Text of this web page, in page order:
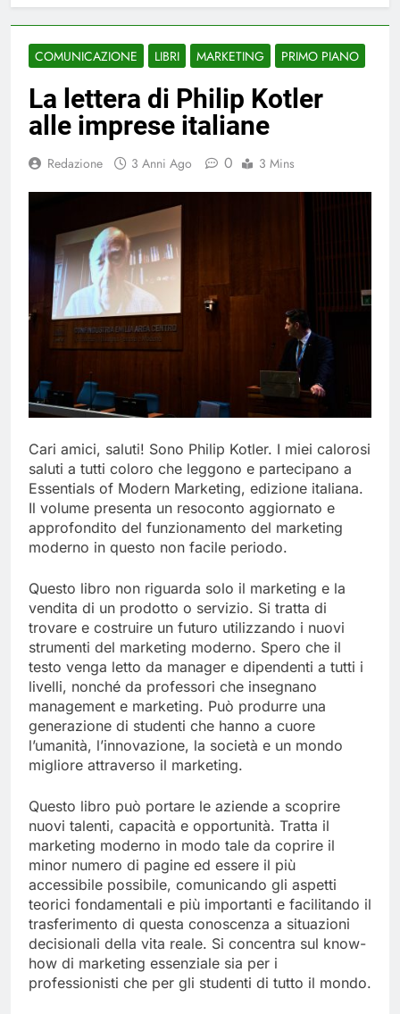
COMUNICAZIONE LIBRI MARKETING PRIMO PIANO
La lettera di Philip Kotler
alle imprese italiane
Redazione 3 Anni Ago 0 3 Mins
Cari amici, saluti! Sono Philip Kotler. I miei calorosi
saluti a tutti coloro che leggono e partecipano a
Essentials of Modern Marketing, edizione italiana.
Il volume presenta un resoconto aggiornato e
approfondito del funzionamento del marketing
moderno in questo non facile periodo.
Questo libro non riguarda solo il marketing e la
vendita di un prodotto o servizio. Si tratta di
trovare e costruire un futuro utilizzando i nuovi
strumenti del marketing moderno. Spero che il
testo venga letto da manager e dipendenti a tutti i
livelli, nonché da professori che insegnano
management e marketing. Può produrre una
generazione di studenti che hanno a cuore
l’umanità, l’innovazione, la società e un mondo
migliore attraverso il marketing.
Questo libro può portare le aziende a scoprire
nuovi talenti, capacità e opportunità. Tratta il
marketing moderno in modo tale da coprire il
minor numero di pagine ed essere il più
accessibile possibile, comunicando gli aspetti
teorici fondamentali e più importanti e facilitando il
trasferimento di questa conoscenza a situazioni
decisionali della vita reale. Si concentra sul know-
how di marketing essenziale sia per i
professionisti che per gli studenti di tutto il mondo.